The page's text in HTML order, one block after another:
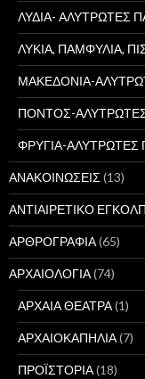
ΛΥΔΙΑ- ΑΛΥΤΡΩΤΕΣ
ΛΥΚΙΑ, ΠΑΜΦΥΛΙΑ,
ΜΑΚΕΔΟΝΙΑ-
ΠΟΝΤΟΣ-
ΦΡΥΓΙΑ-ΑΛΥΤΡΩΤΕΣ
ΑΝΑΚΟΙΝΩΣΕΙΣ (13)
ΑΝΤΙΑΙΡΕΤΙΚΟ
ΑΡΘΡΟΓΡΑΦΙΑ(65)
ΑΡΧΑΙΟΛΟΓΙΑ(74)
ΑΡΧΑΙΑ ΘΕΑΤΡΑ(1)
ΑΡΧΑΙΟΚΑΠΗΛΙΑ(7)
ΠΡΟΪΣΤΟΡΙΑ(18)